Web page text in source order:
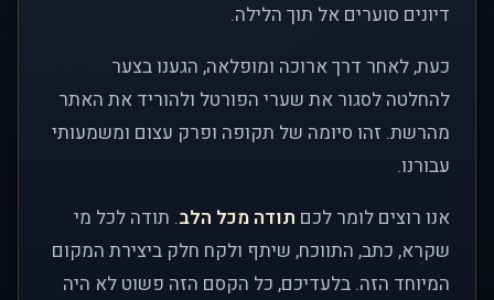
דיונים סוערים אל תוך הלילה.
כעת, לאחר דרך ארוכה ומופלאה, הגענו בצער
להחלטה לסגור את שערי הפורטל ולהוריד את האתר
מהרשת. זהו סיומה של תקופה ופרק עצום ומשמעותי
עבורנו.
אנו רוצים לומר לכם תודה מכל הלב. תודה לכל מי
שקרא, כתב, התווכח, שיתף ולקח חלק ביצירת המקום
המיוחד הזה. בלעדיכם, כל הקסם הזה פשוט לא היה